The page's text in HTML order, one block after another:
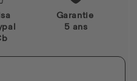
Garantie
5 ans